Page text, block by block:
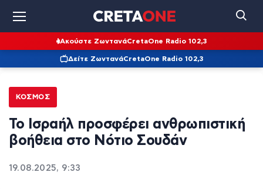
Ακούστε ΖωντανάCretaOne Radio 102,3
Δείτε ΖωντανάCretaOne Radio 102,3
ΚΌΣΜΟΣ
Το Ισραήλ προσφέρει ανθρωπιστική
βοήθεια στο Νότιο Σουδάν
19.08.2025, 9:33